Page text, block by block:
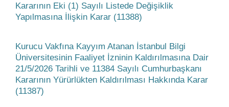
Kararının Eki (1) Sayılı Listede Değişiklik
Yapılmasına İlişkin Karar (11388)
Kurucu Vakfına Kayyım Atanan İstanbul Bilgi
Üniversitesinin Faaliyet İzninin Kaldırılmasına Dair
21/5/2026 Tarihli ve 11384 Sayılı Cumhurbaşkanı
Kararının Yürürlükten Kaldırılması Hakkında Karar
(11387)